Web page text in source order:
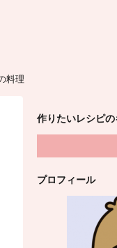
料理
作りたいレシピ
プロフィール